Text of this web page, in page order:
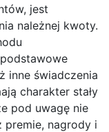
jest
należnej kwoty.
inne świadczenia
charakter stały
pod uwagę nie
premie, nagrody i